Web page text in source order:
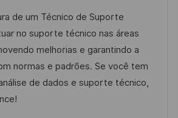
d
e
e
m
p
l
t
e
g
o
r
de um Técnico de Suporte
no suporte técnico nas áreas
melhorias e garantindo a
normas e padrões. Se você tem
de dados e suporte técnico,